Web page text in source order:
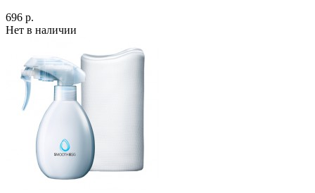
696 р.
Нет в наличии